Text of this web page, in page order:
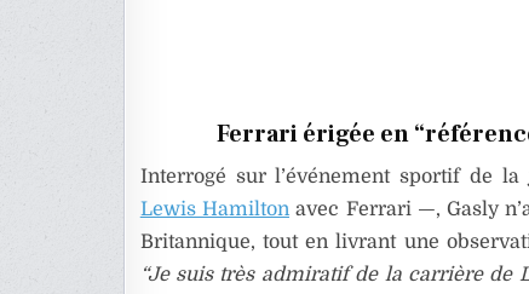
Ferrari érigée en
Interrogé sur l’événement sportif de
Lewis Hamilton avec Ferrari —, Gasly
Britannique, tout en livrant une
“Je suis très admiratif de la carrière de